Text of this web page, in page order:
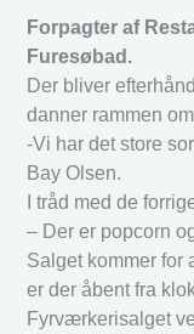
Forpagter af
Furesøbad.
Der bliver
danner rammen
-Vi har det store
Bay Olsen.
I tråd med de
– Der er popcorn
Salget kommer for
er der åbent fra
Fyrværkerisalget